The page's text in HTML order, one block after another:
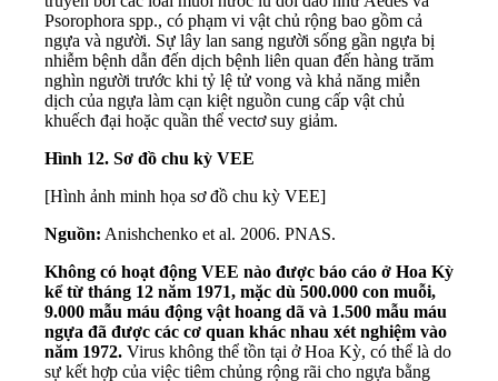
Psorophora spp., có phạm vi vật chủ rộng bao gồm cả
ngựa và người. Sự lây lan sang người sống gần ngựa bị
nhiễm bệnh dẫn đến dịch bệnh liên quan đến hàng trăm
nghìn người trước khi tỷ lệ tử vong và khả năng miễn
dịch của ngựa làm cạn kiệt nguồn cung cấp vật chủ
khuếch đại hoặc quần thể vectơ suy giảm.
Hình 12. Sơ đồ chu kỳ VEE
[Hình ảnh minh họa sơ đồ chu kỳ VEE]
Nguồn: Anishchenko et al. 2006. PNAS.
Không có hoạt động VEE nào được báo cáo ở Hoa Kỳ
kể từ tháng 12 năm 1971, mặc dù 500.000 con muỗi,
9.000 mẫu máu động vật hoang dã và 1.500 mẫu máu
ngựa đã được các cơ quan khác nhau xét nghiệm vào
năm 1972. Virus không thể tồn tại ở Hoa Kỳ, có thể là do
sự kết hợp của việc tiêm chủng rộng rãi cho ngựa bằng